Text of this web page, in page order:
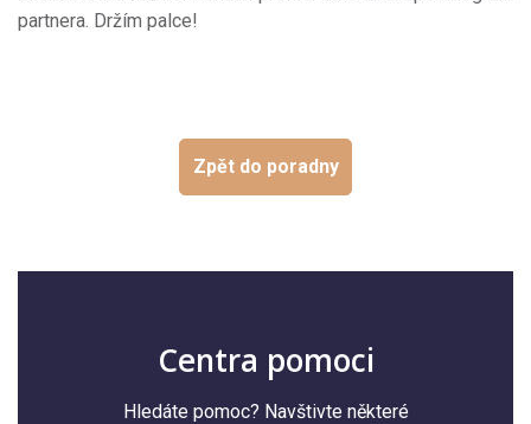
partnera. Držím palce!
Zpět do poradny
Centra pomoci
Hledáte pomoc? Navštivte některé